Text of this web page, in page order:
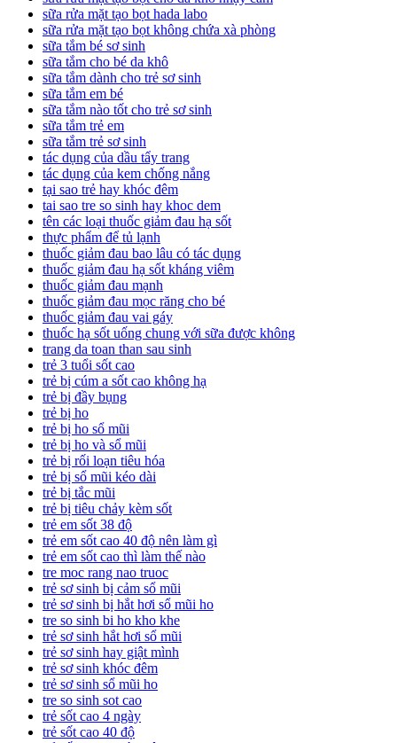
sữa rửa mặt tạo bọt hada labo
sữa rửa mặt tạo bọt không chứa xà phòng
sữa tắm bé sơ sinh
sữa tắm cho bé da khô
sữa tắm dành cho trẻ sơ sinh
sữa tắm em bé
sữa tắm nào tốt cho trẻ sơ sinh
sữa tắm trẻ em
sữa tắm trẻ sơ sinh
tác dụng của dầu tẩy trang
tác dụng của kem chống nắng
tại sao trẻ hay khóc đêm
tai sao tre so sinh hay khoc dem
tên các loại thuốc giảm đau hạ sốt
thực phẩm để tủ lạnh
thuốc giảm đau bao lâu có tác dụng
thuốc giảm đau hạ sốt kháng viêm
thuốc giảm đau mạnh
thuốc giảm đau mọc răng cho bé
thuốc giảm đau vai gáy
thuốc hạ sốt uống chung với sữa được không
trang da toan than sau sinh
trẻ 3 tuổi sốt cao
trẻ bị cúm a sốt cao không hạ
trẻ bị đầy bụng
trẻ bị ho
trẻ bị ho sổ mũi
trẻ bị ho và sổ mũi
trẻ bị rối loạn tiêu hóa
trẻ bị sổ mũi kéo dài
trẻ bị tắc mũi
trẻ bị tiêu chảy kèm sốt
trẻ em sốt 38 độ
trẻ em sốt cao 40 độ nên làm gì
trẻ em sốt cao thì làm thế nào
tre moc rang nao truoc
trẻ sơ sinh bị cảm sổ mũi
trẻ sơ sinh bị hắt hơi sổ mũi ho
tre so sinh bi ho kho khe
trẻ sơ sinh hắt hơi sổ mũi
trẻ sơ sinh hay giật mình
trẻ sơ sinh khóc đêm
trẻ sơ sinh sổ mũi ho
tre so sinh sot cao
trẻ sốt cao 4 ngày
trẻ sốt cao 40 độ